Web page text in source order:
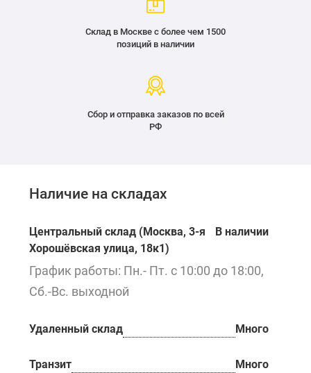
Склад в Москве с более чем 1500
позиций в наличии
Сбор и отправка заказов по всей
РФ
Наличие на складах
Центральный склад (Москва, 3-я
Хорошёвская улица, 18к1)
В наличии
График работы: Пн.- Пт. с 10:00 до 18:00,
Сб.-Вс. выходной
Удаленный склад Много
Транзит Много